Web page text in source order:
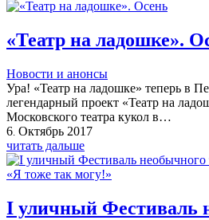
«Театр на ладошке».
Новости и анонсы
Ура! «Театр на ладошке» теперь в
легендарный проект «Театр на
Московского театра кукол в…
6 Октябрь 2017
читать дальше
I уличный Фестиваль